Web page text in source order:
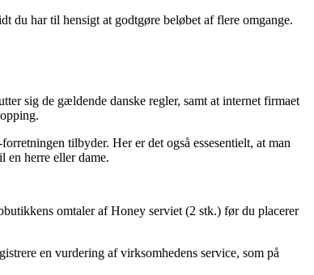
du har til hensigt at godtgøre beløbet af flere omgange.
sig de gældende danske regler, samt at internet firmaet
tilbyder. Her er det også essesentielt, at man
en herre eller dame.
omtaler af Honey serviet (2 stk.) før du placerer
en vurdering af virksomhedens service, som på